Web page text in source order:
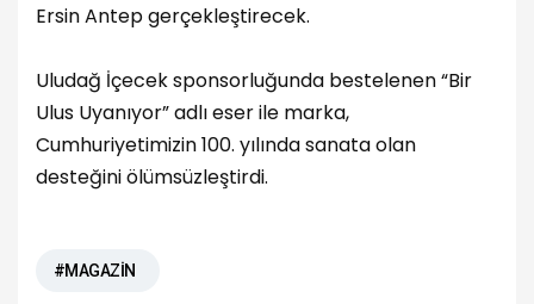
Ersin Antep gerçekleştirecek.
Uludağ İçecek sponsorluğunda bestelenen “Bir
Ulus Uyanıyor” adlı eser ile marka,
Cumhuriyetimizin 100. yılında sanata olan
desteğini ölümsüzleştirdi.
#MAGAZİN